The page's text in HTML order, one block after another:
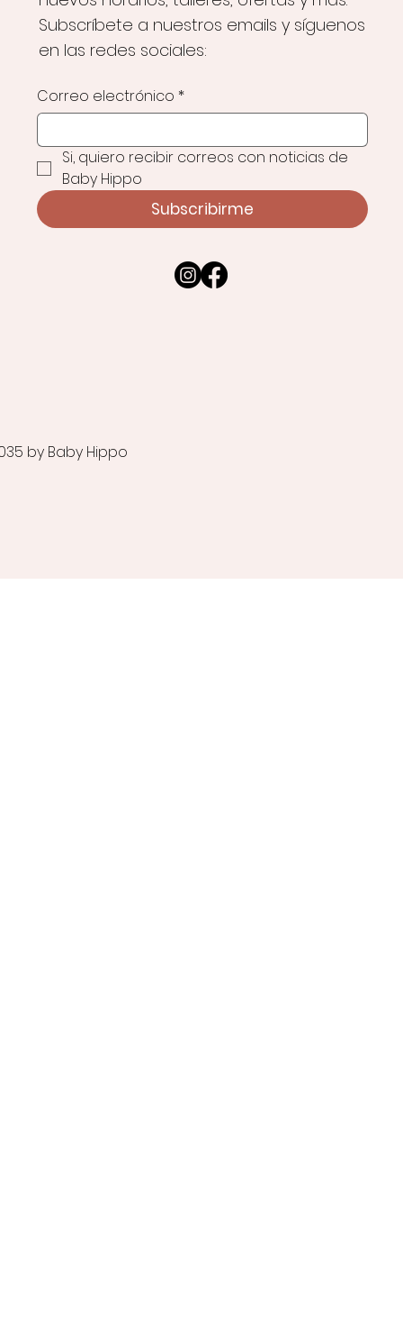
Subscríbete a nuestros emails y síguenos
en las redes sociales:
Correo electrónico *
Si, quiero recibir correos con noticias de
Baby Hippo
Subscribirme
by Baby Hippo